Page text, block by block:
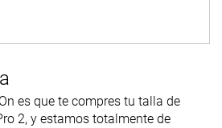
es que te compres tu talla de
2, y estamos totalmente de